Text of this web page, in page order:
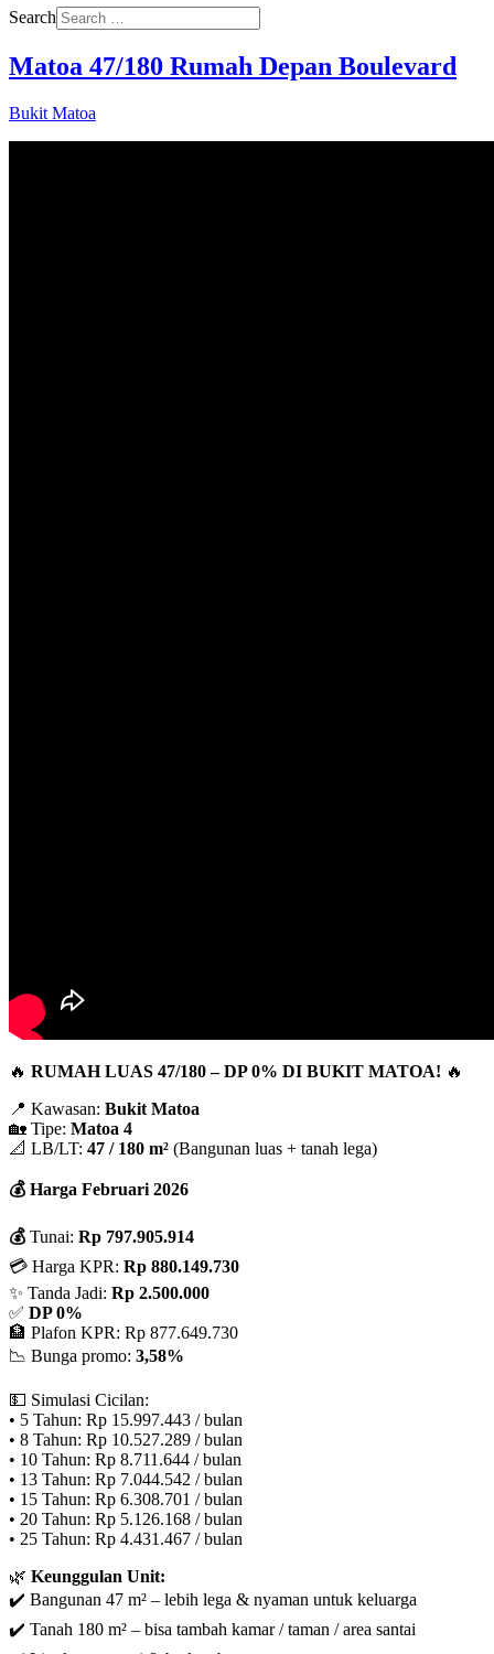
Search
Matoa 47/180 Rumah Depan Boulevard
Bukit Matoa
🔥 RUMAH LUAS 47/180 – DP 0% DI BUKIT MATOA! 🔥
📍 Kawasan: Bukit Matoa
🏡 Tipe: Matoa 4
📐 LB/LT: 47 / 180 m² (Bangunan luas + tanah lega)
💰 Harga Februari 2026
💰 Tunai: Rp 797.905.914
💳 Harga KPR: Rp 880.149.730
✨ Tanda Jadi: Rp 2.500.000
✅ DP 0%
🏦 Plafon KPR: Rp 877.649.730
📉 Bunga promo: 3,58%
💵 Simulasi Cicilan:
• 5 Tahun: Rp 15.997.443 / bulan
• 8 Tahun: Rp 10.527.289 / bulan
• 10 Tahun: Rp 8.711.644 / bulan
• 13 Tahun: Rp 7.044.542 / bulan
• 15 Tahun: Rp 6.308.701 / bulan
• 20 Tahun: Rp 5.126.168 / bulan
• 25 Tahun: Rp 4.431.467 / bulan
🌿 Keunggulan Unit:
✔️ Bangunan 47 m² – lebih lega & nyaman untuk keluarga
✔️ Tanah 180 m² – bisa tambah kamar / taman / area santai